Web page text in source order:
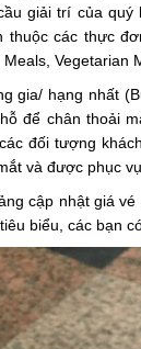
giải trí của
thuộc các thực
Vegetarian
gia/ hạng nhất
để chân thoải
đối tượng
và được phục
cập nhật giá
biểu, các bạn